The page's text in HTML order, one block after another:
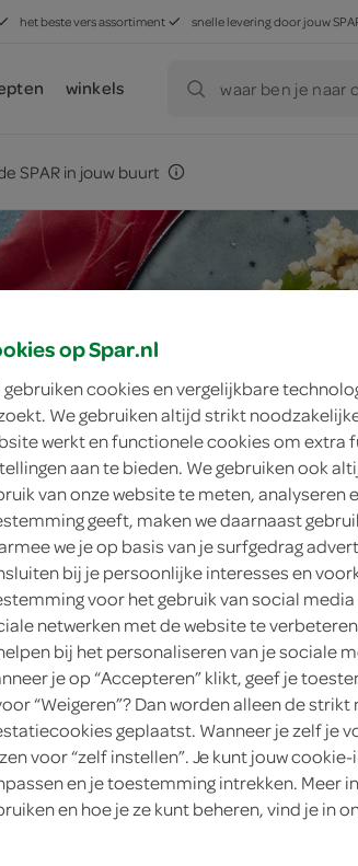
het beste vers assortiment snelle levering door jouw
winkels waar ben je naar
SPAR in jouw buurt
de tomate met gegrilde zalm
tomate met
op Spar.nl
gebruiken cookies en vergelijkbare
We gebruiken altijd strikt
werkt en functionele cookies om extra
aan te bieden. We gebruiken ook
van onze website te meten, analyseren
geeft, maken we daarnaast
we je op basis van je surfgedrag
bij je persoonlijke interesses en
voor het gebruik van social
netwerken met de website te
bij het personaliseren van je sociale
je op “Accepteren” klikt, geef je
“Weigeren”? Dan worden alleen de
geplaatst. Wanneer je zelf je
voor “zelf instellen”. Je kunt jouw
en je toestemming intrekken. Meer
en hoe je ze kunt beheren, vind je in